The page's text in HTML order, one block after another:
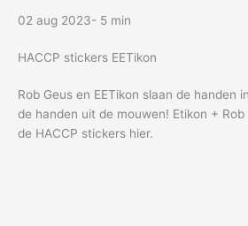
02 aug 2023- 5 min
HACCP stickers EETikon
Rob Geus en EETikon slaan de handen
de handen uit de mouwen! Etikon + Rob
de HACCP stickers hier.